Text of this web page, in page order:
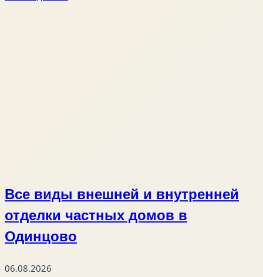
Все виды внешней и внутренней
отделки частных домов в
Одинцово
06.08.2026